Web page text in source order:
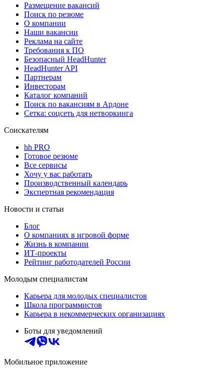
Размещение вакансий
Поиск по резюме
О компании
Наши вакансии
Реклама на сайте
Требования к ПО
Безопасный HeadHunter
HeadHunter API
Партнерам
Инвесторам
Каталог компаний
Поиск по вакансиям в Ардоне
Сетка: соцсеть для нетворкинга
Соискателям
hh PRO
Готовое резюме
Все сервисы
Хочу у вас работать
Производственный календарь
Экспертная рекомендация
Новости и статьи
Блог
О компаниях в игровой форме
Жизнь в компании
ИТ-проекты
Рейтинг работодателей России
Молодым специалистам
Карьера для молодых специалистов
Школа программистов
Карьера в некоммерческих организациях
Боты для уведомлений
Мобильное приложение